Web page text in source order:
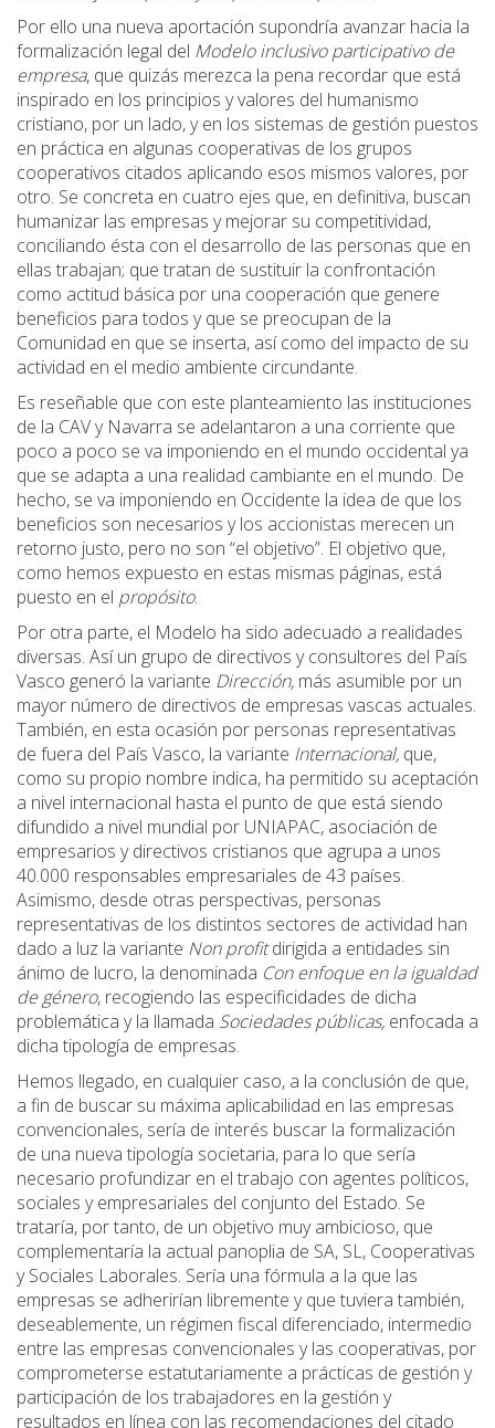
Por ello una nueva aportación supondría avanzar hacia la
formalización legal del Modelo inclusivo participativo de
empresa, que quizás merezca la pena recordar que está
inspirado en los principios y valores del humanismo
cristiano, por un lado, y en los sistemas de gestión puestos
en práctica en algunas cooperativas de los grupos
cooperativos citados aplicando esos mismos valores, por
otro. Se concreta en cuatro ejes que, en definitiva, buscan
humanizar las empresas y mejorar su competitividad,
conciliando ésta con el desarrollo de las personas que en
ellas trabajan; que tratan de sustituir la confrontación
como actitud básica por una cooperación que genere
beneficios para todos y que se preocupan de la
Comunidad en que se inserta, así como del impacto de su
actividad en el medio ambiente circundante.
Es reseñable que con este planteamiento las instituciones
de la CAV y Navarra se adelantaron a una corriente que
poco a poco se va imponiendo en el mundo occidental ya
que se adapta a una realidad cambiante en el mundo. De
hecho, se va imponiendo en Occidente la idea de que los
beneficios son necesarios y los accionistas merecen un
retorno justo, pero no son “el objetivo”. El objetivo que,
como hemos expuesto en estas mismas páginas, está
puesto en el propósito.
Por otra parte, el Modelo ha sido adecuado a realidades
diversas. Así un grupo de directivos y consultores del País
Vasco generó la variante Dirección, más asumible por un
mayor número de directivos de empresas vascas actuales.
También, en esta ocasión por personas representativas
de fuera del País Vasco, la variante Internacional, que,
como su propio nombre indica, ha permitido su aceptación
a nivel internacional hasta el punto de que está siendo
difundido a nivel mundial por UNIAPAC, asociación de
empresarios y directivos cristianos que agrupa a unos
40.000 responsables empresariales de 43 países.
Asimismo, desde otras perspectivas, personas
representativas de los distintos sectores de actividad han
dado a luz la variante Non profitdirigida a entidades sin
ánimo de lucro, la denominada Con enfoque en la igualdad
de género, recogiendo las especificidades de dicha
problemática y la llamada Sociedades públicas, enfocada a
dicha tipología de empresas.
Hemos llegado, en cualquier caso, a la conclusión de que,
a fin de buscar su máxima aplicabilidad en las empresas
convencionales, sería de interés buscar la formalización
de una nueva tipología societaria, para lo que sería
necesario profundizar en el trabajo con agentes políticos,
sociales y empresariales del conjunto del Estado. Se
trataría, por tanto, de un objetivo muy ambicioso, que
complementaría la actual panoplia de SA, SL, Cooperativas
y Sociales Laborales. Sería una fórmula a la que las
empresas se adherirían libremente y que tuviera también,
deseablemente, un régimen fiscal diferenciado, intermedio
entre las empresas convencionales y las cooperativas, por
comprometerse estatutariamente a prácticas de gestión y
participación de los trabajadores en la gestión y
resultados en línea con las recomendaciones del citado